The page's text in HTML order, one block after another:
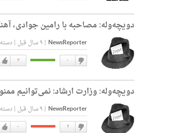
دارم
نداشتن
دویچه‌وله: مصاحبه با رامین جوادی،
NewsReporter
| ۹ سال قبل |
دارم
۲ ۰
نداشتن
دویچه‌وله:وزارت ارشاد: نمی‌توانیم
NewsReporter
| ۹ سال قبل |
۰ ۲